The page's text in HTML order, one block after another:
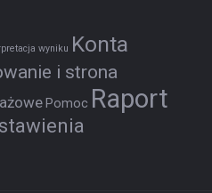
wyniku Konta
i strona
Pomoc Raport